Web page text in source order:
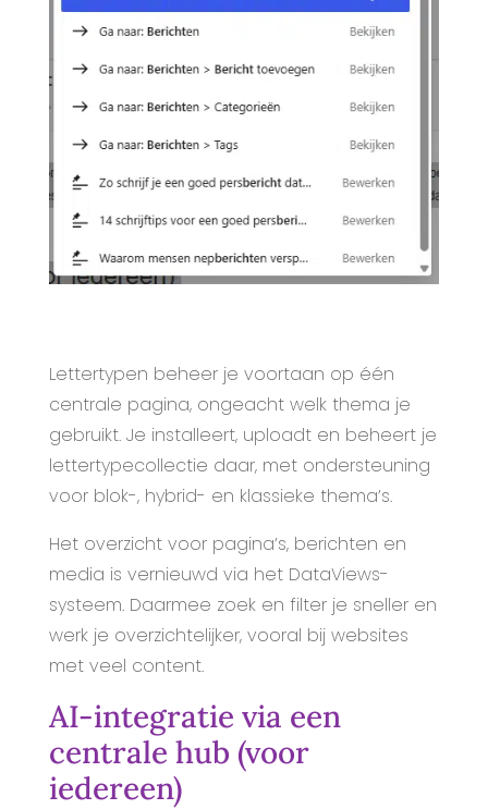
Lettertypen beheer je voortaan op één
centrale pagina, ongeacht welk thema je
gebruikt. Je installeert, uploadt en beheert je
lettertypecollectie daar, met ondersteuning
voor blok-, hybrid- en klassieke thema’s.
Het overzicht voor pagina’s, berichten en
media is vernieuwd via het DataViews-
systeem. Daarmee zoek en filter je sneller en
werk je overzichtelijker, vooral bij websites
met veel content.
AI-integratie via een
centrale hub (voor
iedereen)